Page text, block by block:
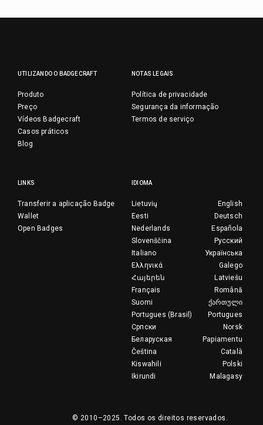
UTILIZANDO O BADGECRAFT
Produto
Preço
Vídeos Badgecraft
Casos práticos
Blog
NOTAS LEGAIS
Política de privacidade
Segurança da informação
Termos de serviço
LINKS
Transferir a aplicação Badge
Wallet
Open Badges
IDIOMA
English
Lietuvių
Deutsch
Eesti
Española
Nederlands
Русский
Slovenščina
Українська
Italiano
Galego
Ελληνικά
Latviešu
Հայերեն
Română
Français
ქართული
Suomi
Portugues
Portugues (Brasil)
Norsk
Српски
Papiamentu
Беларуская
Català
Čeština
Polski
Kiswahili
Malagasy
Ikirundi
© 2010–2025.Todos os direitos reservados.